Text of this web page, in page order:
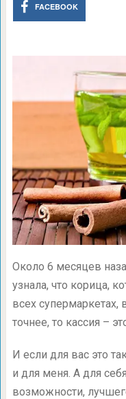
FACEBOOK
Около 6 месяцев
узнала, что корица,
всех супермаркетах,
точнее, то кассия –
И если для вас это
и для меня. А для
возможности,